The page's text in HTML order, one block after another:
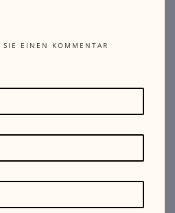
SIE EINEN KOMMENTAR